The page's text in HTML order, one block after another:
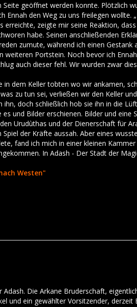
geöffnet werden konnte. Plötzlich
den Weg zu uns freilegen wollte.
erreichte, zeigte mir seine Reaktion,
habe. Seinen anschließenden
zumute, während ich einen Gestank
Portstein. Noch bevor ich
auch dieser fehl. Wir wurden zwar
dem Keller tobten wo wir ankamen,
zu tun sei, verließen wir den Keller
doch schließlich hob sie ihn in die
und Bilder erschienen. Bilder und eine
Urudùthas und der Dienerschaft für
der Kräfte aussah. Aber eines
fand ich mich in einer kleinen
In Adash - Der Stadt der
Westen"
Die Arkane Bruderschaft,
und ein gewählter Vorsitzender,